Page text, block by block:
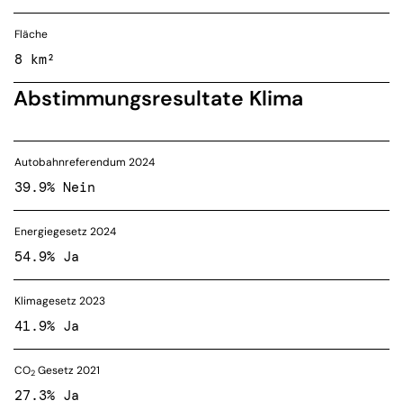
Fläche
8 km²
Abstimmungsresultate Klima
Autobahnreferendum 2024
39.9% Nein
Energiegesetz 2024
54.9% Ja
Klimagesetz 2023
41.9% Ja
CO2 Gesetz 2021
27.3% Ja